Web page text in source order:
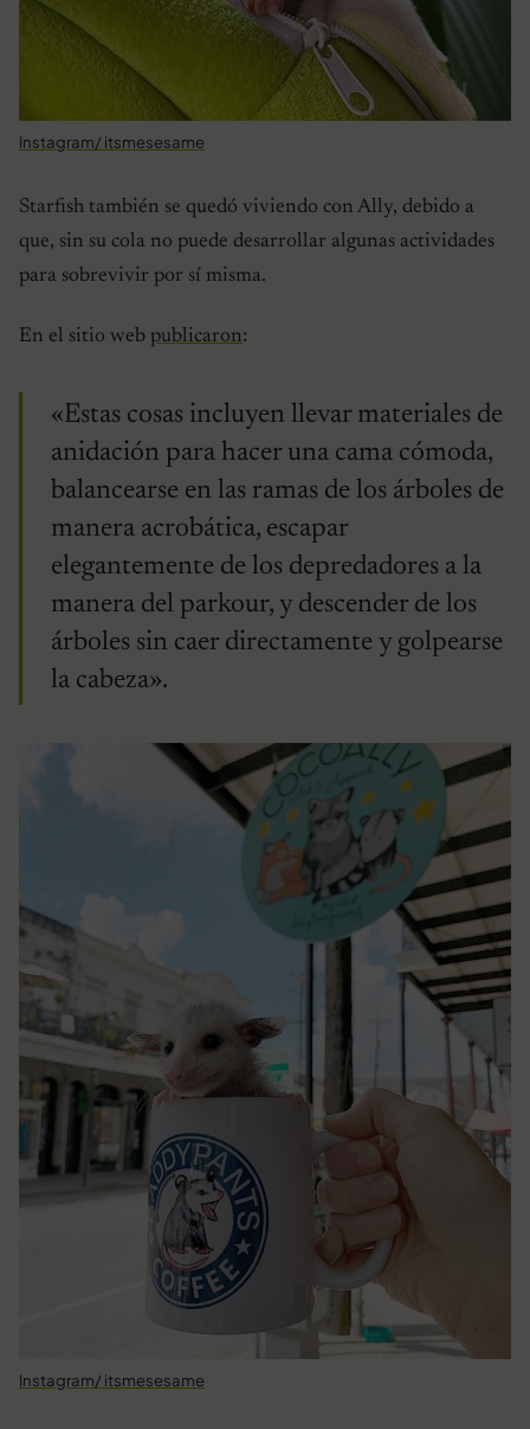
Instagram/ itsmesesame
Starfish también se quedó viviendo con Ally, debido a
que, sin su cola no puede desarrollar algunas actividades
para sobrevivir por sí misma.
En el sitio web publicaron:
«Estas cosas incluyen llevar materiales de
anidación para hacer una cama cómoda,
balancearse en las ramas de los árboles de
manera acrobática, escapar
elegantemente de los depredadores a la
manera del parkour, y descender de los
árboles sin caer directamente y golpearse
la cabeza».
Instagram/ itsmesesame